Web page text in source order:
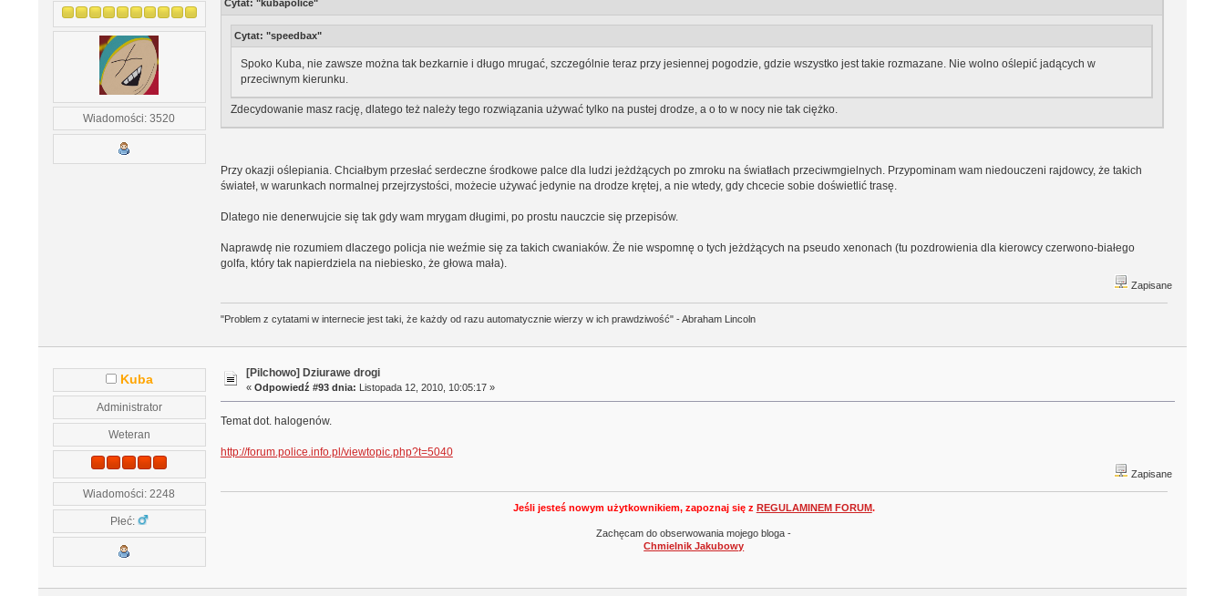
Wiadomości: 3520
Cytat: "kubapolice"
Cytat: "speedbax"
Spoko Kuba, nie zawsze można tak bezkarnie i długo mrugać, szczególnie teraz przy jesiennej pogodzie, gdzie wszystko jest takie rozmazane. Nie wolno oślepić jadących w
przeciwnym kierunku.
Zdecydowanie masz rację, dlatego też należy tego rozwiązania używać tylko na pustej drodze, a o to w nocy nie tak ciężko.
Przy okazji oślepiania. Chciałbym przesłać serdeczne środkowe palce dla ludzi jeżdżących po zmroku na światłach przeciwmgielnych. Przypominam wam niedouczeni rajdowcy, że takich
świateł, w warunkach normalnej przejrzystości, możecie używać jedynie na drodze krętej, a nie wtedy, gdy chcecie sobie doświetlić trasę.
Dlatego nie denerwujcie się tak gdy wam mrygam długimi, po prostu nauczcie się przepisów.
Naprawdę nie rozumiem dlaczego policja nie weźmie się za takich cwaniaków. Że nie wspomnę o tych jeżdżących na pseudo xenonach (tu pozdrowienia dla kierowcy czerwono-białego
golfa, który tak napierdziela na niebiesko, że głowa mała).
Zapisane
"Problem z cytatami w internecie jest taki, że każdy od razu automatycznie wierzy w ich prawdziwość" - Abraham Lincoln
Kuba
Administrator
Weteran
Wiadomości: 2248
Płeć:
[Pilchowo] Dziurawe drogi
«Odpowiedź #93 dnia: Listopada 12, 2010, 10:05:17 »
Temat dot. halogenów.
http://forum.police.info.pl/viewtopic.php?t=5040
Zapisane
Jeśli jesteś nowym użytkownikiem, zapoznaj się z REGULAMINEM FORUM.
Zachęcam do obserwowania mojego bloga -
Chmielnik Jakubowy